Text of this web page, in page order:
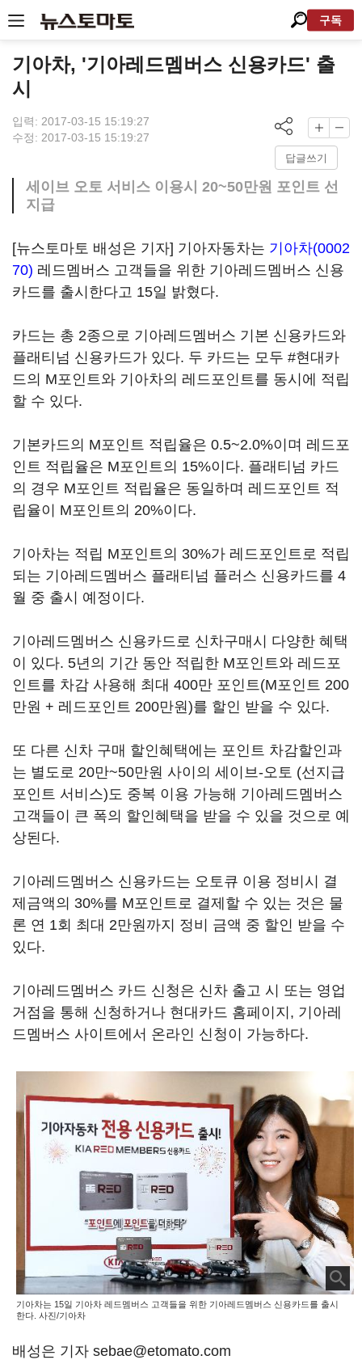
구독
기아차, '기아레드멤버스 신용카드' 출
시
입력: 2017-03-15 15:19:27
수정: 2017-03-15 15:19:27
답글쓰기
세이브 오토 서비스 이용시 20~50만원 포인트 선
지급
[뉴스토마토 배성은 기자] 기아자동차는 기아차(0002
70) 레드멤버스 고객들을 위한 기아레드멤버스 신용
카드를 출시한다고 15일 밝혔다.
카드는 총 2종으로 기아레드멤버스 기본 신용카드와
플래티넘 신용카드가 있다. 두 카드는 모두 #현대카
드의 M포인트와 기아차의 레드포인트를 동시에 적립
할 수 있다.
기본카드의 M포인트 적립율은 0.5~2.0%이며 레드포
인트 적립율은 M포인트의 15%이다. 플래티넘 카드
의 경우 M포인트 적립율은 동일하며 레드포인트 적
립율이 M포인트의 20%이다.
기아차는 적립 M포인트의 30%가 레드포인트로 적립
되는 기아레드멤버스 플래티넘 플러스 신용카드를 4
월 중 출시 예정이다.
기아레드멤버스 신용카드로 신차구매시 다양한 혜택
이 있다. 5년의 기간 동안 적립한 M포인트와 레드포
인트를 차감 사용해 최대 400만 포인트(M포인트 200
만원 + 레드포인트 200만원)를 할인 받을 수 있다.
또 다른 신차 구매 할인혜택에는 포인트 차감할인과
는 별도로 20만~50만원 사이의 세이브-오토 (선지급
포인트 서비스)도 중복 이용 가능해 기아레드멤버스
고객들이 큰 폭의 할인혜택을 받을 수 있을 것으로 예
상된다.
기아레드멤버스 신용카드는 오토큐 이용 정비시 결
제금액의 30%를 M포인트로 결제할 수 있는 것은 물
론 연 1회 최대 2만원까지 정비 금액 중 할인 받을 수
있다.
기아레드멤버스 카드 신청은 신차 출고 시 또는 영업
거점을 통해 신청하거나 현대카드 홈페이지, 기아레
드멤버스 사이트에서 온라인 신청이 가능하다.
기아차는 15일 기아차 레드멤버스 고객들을 위한 기아레드멤버스 신용카드를 출시
한다. 사진/기아차
배성은 기자 sebae@etomato.com